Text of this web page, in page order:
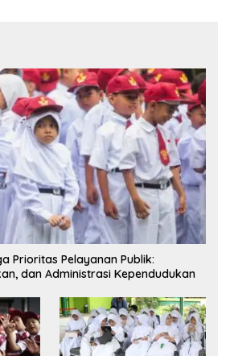
Prioritas Pelayanan Publik:
dan Administrasi Kependudukan